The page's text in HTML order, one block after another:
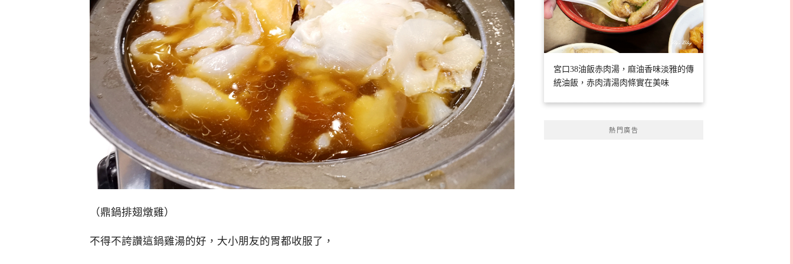
（鼎鍋排翅燉雞）
不得不誇讚這鍋雞湯的好，大小朋友的胃都收服了，
宮口38油飯赤肉湯，麻油香味淡雅的傳
統油飯，赤肉清湯肉條實在美味
熱門廣告